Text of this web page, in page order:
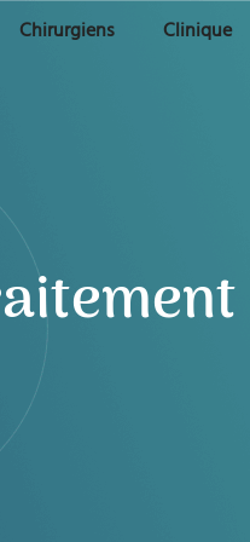
Chirurgiens Clinique